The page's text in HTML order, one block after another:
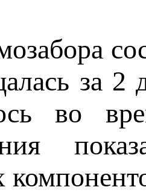
за 2
во